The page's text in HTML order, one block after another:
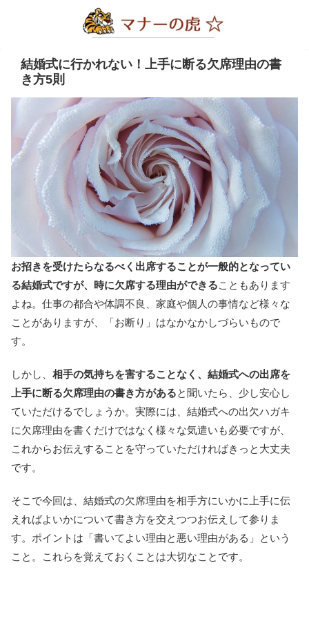
結婚式に行かれない！上手に断る欠席理由の書
き方5則
お招きを受けたらなるべく出席することが一般的となってい
る結婚式ですが、時に欠席する理由ができることもあります
よね。仕事の都合や体調不良、家庭や個人の事情など様々な
ことがありますが、「お断り」はなかなかしづらいもので
す。
しかし、 相手の気持ちを害することなく、結婚式への出席を
上手に断る欠席理由の書き方があると聞いたら、少し安心し
ていただけるでしょうか。実際には、結婚式への出欠ハガキ
に欠席理由を書くだけではなく様々な気遣いも必要ですが、
これからお伝えすることを守っていただければきっと大丈夫
です。
そこで今回は、結婚式の欠席理由を相手方にいかに上手に伝
えればよいかについて書き方を交えつつお伝えして参りま
す。ポイントは「書いてよい理由と悪い理由がある」という
こと。これらを覚えておくことは大切なことです。